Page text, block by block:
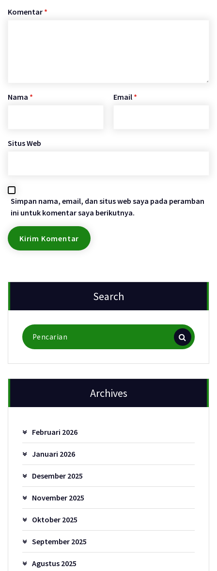
Komentar *
Nama * Email *
Situs Web
Simpan nama, email, dan situs web saya pada peramban
ini untuk komentar saya berikutnya.
Search
Pencarian
untuk:
Archives
Februari 2026
Januari 2026
Desember 2025
November 2025
Oktober 2025
September 2025
Agustus 2025